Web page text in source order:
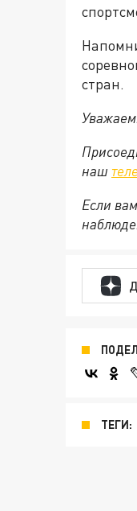
стран.
наш
Если
ТЕГИ: